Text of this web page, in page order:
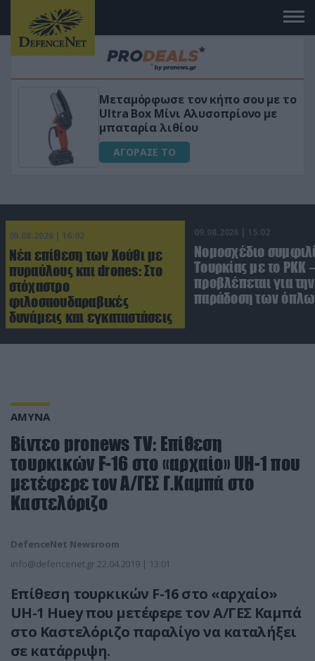
Μεταμόρφωσε τον κήπο σου με το
Ultra Box Μίνι Αλυσοπρίονο με
μπαταρία λιθίου
ΑΓΟΡΑΣΕ ΤΟ
09.08.2026 | 16:02
Νέα επίθεση των Χούθι με
πυραύλους και drones: Στο
στόχαστρο
φιλοσαουδαραβικές
δυνάμεις και εγκαταστάσεις
09.08.2026 | 15:02
Νομοσχέδιο
Τουρκίας με το ΡΚΚ
προβλέπεται για την
παράδοση των
ΑΜΥΝΑ
Βίντεο pronews TV: Επίθεση
τουρκικών F-16 στο «αρχαίο» UH-1 που
μετέφερε τον Α/ΓΕΣ Γ.Καμπά στο
Καστελόριζο
DefenceNet Newsroom
info@defencenet.gr 22.04.2019 | 13:01
Επίθεση τουρκικών F-16 στο «αρχαίο»
UH-1 Ηuey που μετέφερε τον Α/ΓΕΣ Καμπά
στο Καστελόριζο παραλίγο να καταλήξει
σε κατάρριψη.